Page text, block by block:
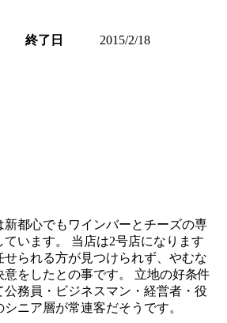
終了日 2015/2/18
新都心でもワインバーとチーズの専
ています。 当店は2号店になります
せられる方が見つけられず、やむな
意をしたとの事です。 立地の好条件
公務員・ビジネスマン・経営者・役
シニア層が常連客だそうです。